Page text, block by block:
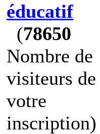
éducatif
(78650
Nombre de
visiteurs de
votre
inscription)